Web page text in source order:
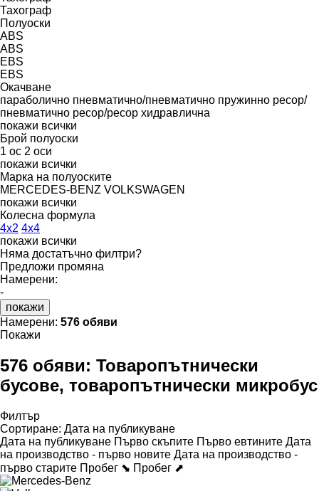
Тахограф
Полуоски
ABS
ABS
EBS
EBS
Окачване
параболично пневматично/пневматично пружинно ресор/
пневматично ресор/ресор хидравлична
покажи всички
Брой полуоски
1 ос 2 оси
покажи всички
Марка на полуоските
MERCEDES-BENZ VOLKSWAGEN
покажи всички
Колесна формула
4x2 4x4
покажи всички
Няма достатъчно филтри?
Предложи промяна
Намерени:
-
покажи
Намерени: 576 обяви
Покажи
576 обяви: Товаропътнически
бусове, товаропътнически микробус
Филтър
Сортиране: Дата на публикуване
Дата на публикуване Първо скъпите Първо евтините Дата
на производство - първо новите Дата на производство -
първо старите Пробег ⬊ Пробег ⬈